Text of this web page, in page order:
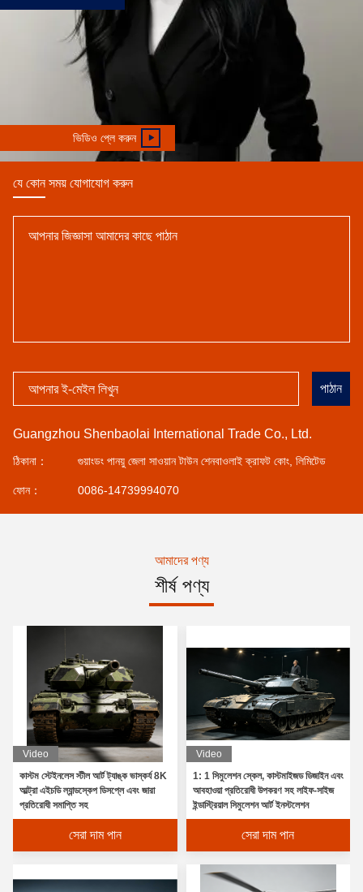
inspection
reports,
certificates,
assembly
diagrams and
installation
ভিডিও প্লে করুন
যে কোন সময় যোগাযোগ করুন
পাঠান
Guangzhou Shenbaolai International Trade Co., Ltd.
ঠিকানা： গুয়াংডং পানয়ু জেলা সাওয়ান টাউন শেনবাওলাই ক্রাফট কোং, লিমিটেড
ফোন： 0086-14739994070
আমাদের পণ্য
শীর্ষ পণ্য
Video
কাস্টম স্টেইনলেস স্টীল আর্ট ট্যাঙ্ক ভাস্কর্য 8K
আল্ট্রা এইচডি ল্যান্ডস্কেপ ডিসপ্লে এবং জারা
প্রতিরোধী সমাপ্তি সহ
সেরা দাম পান
Video
1: 1 সিমুলেশন স্কেল, কাস্টমাইজড ডিজাইন এবং
আবহাওয়া প্রতিরোধী উপকরণ সহ লাইফ-সাইজ
ইন্ডাস্ট্রিয়াল সিমুলেশন আর্ট ইনস্টলেশন
সেরা দাম পান